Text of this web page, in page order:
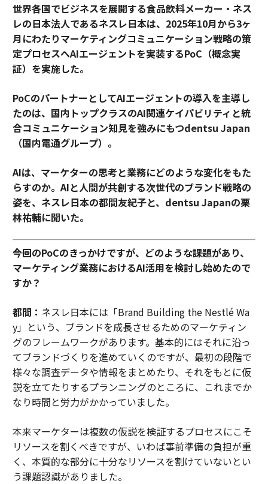
世界各国でビジネスを展開する食品飲料メーカー・ネス
レの日本法人であるネスレ日本は、2025年10月から3ヶ
月にわたりマーケティングコミュニケーション戦略の策
定プロセスへAIエージェントを実装するPoC（概念実
証）を実施した。
PoCのパートナーとしてAIエージェントの導入を主導し
たのは、国内トップクラスのAI関連ケイパビリティと統
合コミュニケーション知見を強みにもつdentsu Japan
（国内電通グループ）。
AIは、マーケターの思考と業務にどのような変化をもた
らすのか。AIと人間が共創する次世代のブランド戦略の
姿を、ネスレ日本の都間友紀子と、dentsu Japanの栗
林祐輔に聞いた。
――今回のPoCのきっかけですが、どのような課題があり、
マーケティング業務におけるAI活用を検討し始めたので
すか？
都間： ネスレ日本には「Brand Building the Nestlé Wa
y」という、ブランドを成長させるためのマーケティン
グのフレームワークがあります。基本的にはそれに沿っ
てブランドづくりを進めていくのですが、最初の段階で
様々な調査データや情報をまとめたり、それをもとに仮
説を立てたりするプランニングのところに、これまでか
なり時間と労力がかかっていました。
本来マーケターは複数の仮説を検証するプロセスにこそ
リソースを割くべきですが、いわば事前準備の負担が重
く、本質的な部分に十分なリソースを割けていないとい
う課題認識がありました。